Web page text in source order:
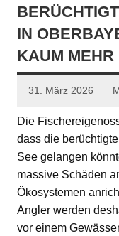
N
AUM MEHR
31. März 2026
Die
dass die
See gelangen
massive Schäden
Ökosystemen
Angler werden
vor einem